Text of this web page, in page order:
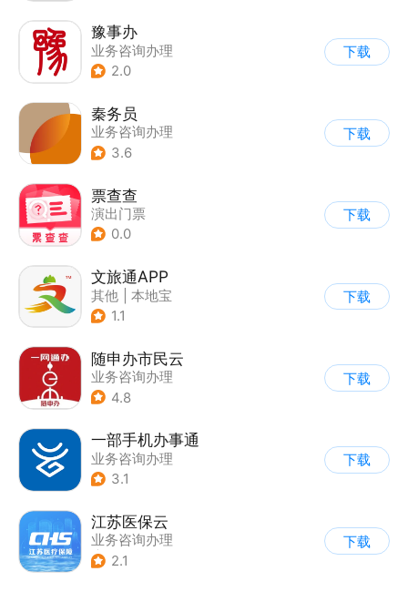
豫事办
业务咨询办理
2.0
下载
秦务员
业务咨询办理
3.6
下载
票查查
演出门票
0.0
下载
文旅通APP
其他
本地宝
1.1
下载
随申办市民云
业务咨询办理
4.8
下载
一部手机办事通
业务咨询办理
3.1
下载
江苏医保云
业务咨询办理
| 公积金社保
2.1
下载